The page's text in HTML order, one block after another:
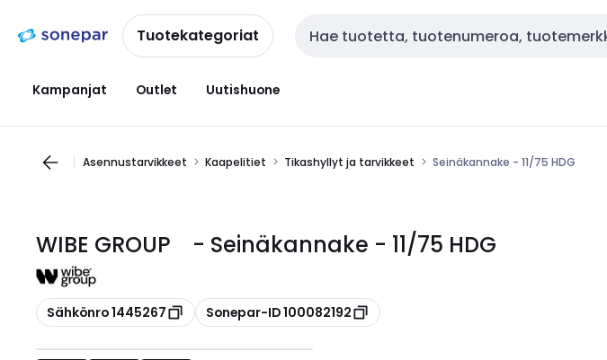
navigointiinsisältöönTuotekategoriat Haku
Kampanjat Outlet Uutishuone
Asennustarvikkeet Kaapelitiet Tikashyllyt ja tarvikkeet Seinäkannake - 11/75 HDG
WIBE GROUP - Seinäkannake - 11/75 HDG
Kopioi
Sähkönro 1445267 Kopioi
Sonepar-ID 100082192